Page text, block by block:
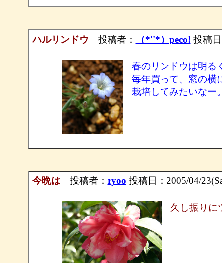
ハルリンドウ 投稿者： （*''*）peco! 投稿
春のリンドウは明る
毎年買って、窓の横
栽培してみたいなー
今晩は投稿者： ryoo 投稿日：2005/04/
久し振りに